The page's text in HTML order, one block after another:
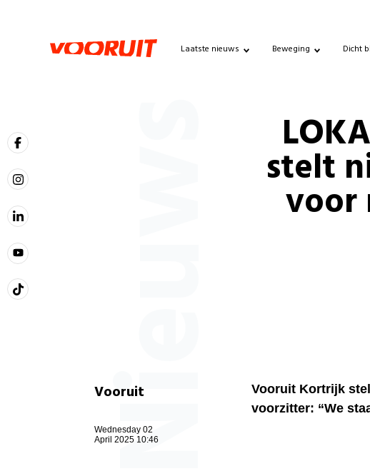
Laatste nieuws Beweging Dicht
Nieuwsstelt
voor
Vooruit
Wednesday 02
April 2025 10:46
Vooruit Kortrijk
voorzitter: “We